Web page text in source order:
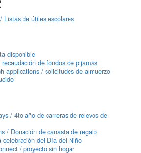
Listas de útiles escolares
disponible
de fondos de pijamas
applications / solicitudes de almuerzo
/ 4to año de carreras de relevos de
/ Donación de canasta de regalo
celebración del Día del Niño
/ proyecto sin hogar